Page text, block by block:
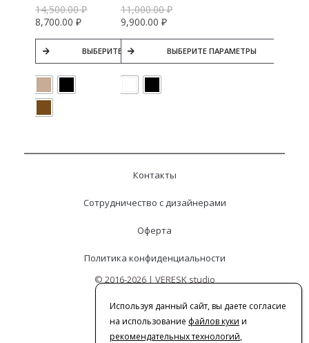
14,500.00₽
8,700.00₽
ВЫБЕРИТЕ ПАРАМЕТРЫ
11,000.00₽
9,900.00 ₽
ВЫБЕРИТЕ ПАРАМЕТРЫ
Контакты
Сотрудничество с дизайнерами
Оферта
Политика конфиденциальности
© 2016-2026 | VERESK studio
Используя данный сайт, вы даете согласие
на использование файлов куки и
рекомендательных технологий,